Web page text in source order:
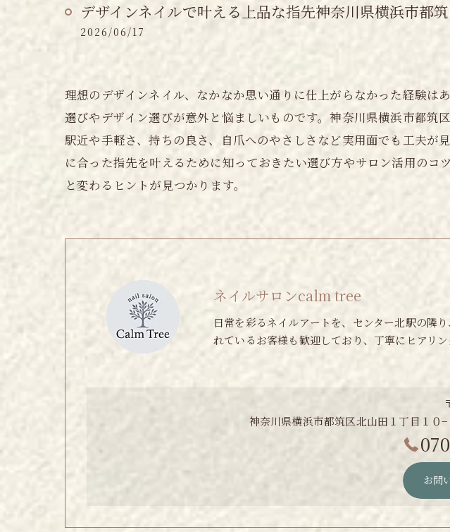
デザインネイルで叶える上品な指先神奈川県横浜市都
2026/06/17
理想のデザインネイル、なかなか思い通りに仕上がらなかった経験
選びやデザイン選びが意外と悩ましいものです。神奈川県横浜市都筑
駅近や手軽さ、持ちの良さ、自爪へのやさしさなど実用面でも工夫
に合った指先を叶えるために知っておきたい選び方やサロン活用の
と変わるヒントが見つかります。
ネイルサロンcalm tree
日常を彩るネイルアートを、センター北駅の隣
れているお客様も歓迎しており、丁寧にヒアリン
神奈川県横浜市都筑区北山田１丁目１０
お問